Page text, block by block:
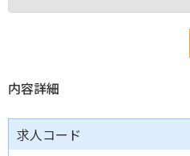
内容詳細
求人コード